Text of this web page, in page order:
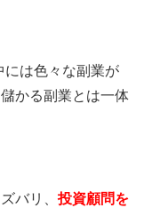
には色々な副業が
かる副業とは一体
バリ、投資顧問を